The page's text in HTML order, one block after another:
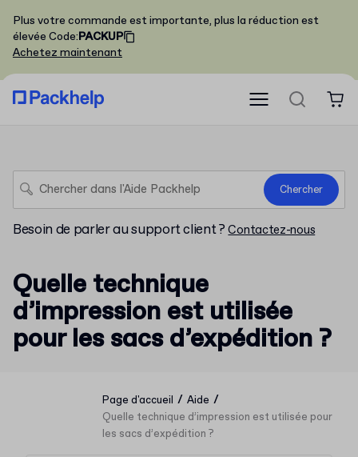
Plus votre commande est importante, plus la réduction est
élevée Code:PACKUP
Achetez maintenant
Chercher
Besoin de parler au support client ?Contactez-nous
Quelle technique
d’impression est utilisée
pour les sacs d’expédition ?
Page d'accueil / Aide /
Quelle technique d’impression est utilisée pour
les sacs d’expédition ?